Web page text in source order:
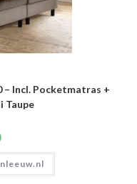
– Incl. Pocketmatras +
Taupe